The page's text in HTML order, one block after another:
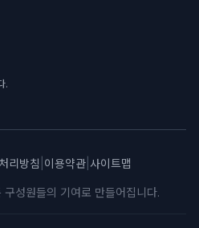
.
리방침 이용약관| 사이트맵
성원들의 기여로 만들어집니다.